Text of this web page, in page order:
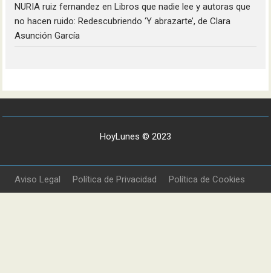
NURIA ruiz fernandez enLibros que nadie lee y autoras que
no hacen ruido: Redescubriendo ‘Y abrazarte’, de Clara
Asunción García
HoyLunes © 2023
Aviso Legal Política de Privacidad Política de Cookies